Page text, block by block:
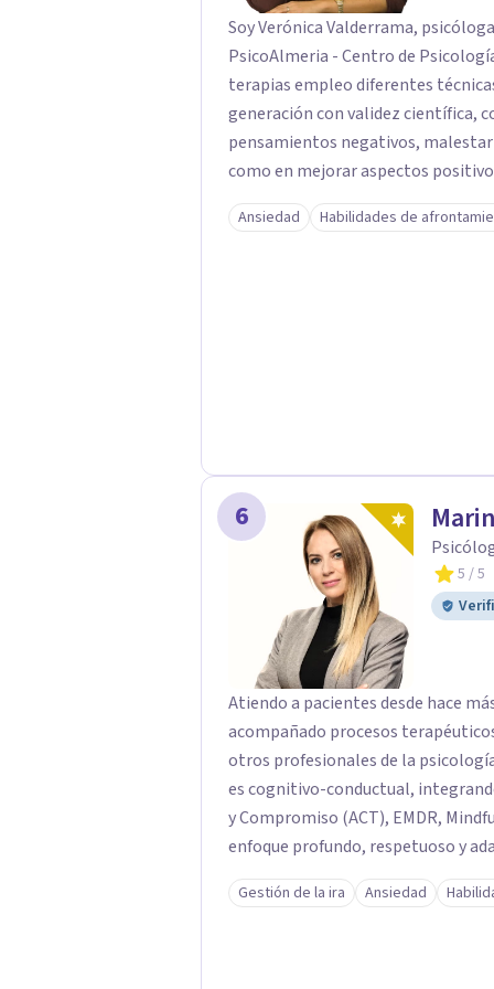
Soy Verónica Valderrama,
PsicoAlmeria - Centro de Psicología
terapias empleo diferentes
generación con validez científica,
pensamientos negativos,
como en mejorar aspectos
objetivos son los míos y juntos los alcanzaremos!.
consigas el bienestar y equilibrio
Ansiedad Habilidades de
6
5 / 5
Atiendo a pacientes desde hace
acompañado procesos
otros profesionales de la
es cognitivo-conductual,
y Compromiso (ACT), EMDR,
enfoque profundo, respetuoso y
procesos de crecimiento personal
emocional, la búsqueda de
Gestión de la ira Ansiedad